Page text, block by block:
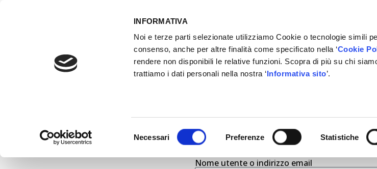
INFORMATIVA
Noi e terze parti selezionate utilizziamo Cookie o tecnologie simili
consenso, anche per altre finalità come specificato nella ‘Cookie
rendere non disponibili le relative funzioni. Scopra di più su chi
trattiamo i dati personali nella nostra ‘Informativa sito’.
del
Necessari Preferenze Statistiche
ACCESSO GESTIONALE
STEP 1: LOGIN
Nome utente o indirizzo email